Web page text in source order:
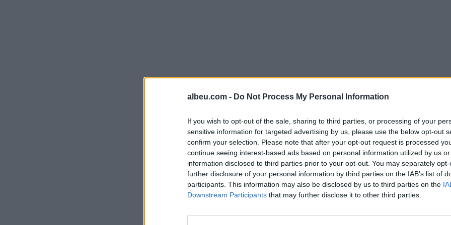
albeu.com - Do Not Process My Personal Information
If you wish to opt-out of the sale, sharing to third parties, or processing of your
sensitive information for targeted advertising by us, please use the below opt-out
confirm your selection. Please note that after your opt-out request is processed
continue seeing interest-based ads based on personal information utilized by us
information disclosed to third parties prior to your opt-out. You may separately
further disclosure of your personal information by third parties on the IAB’s list of
participants. This information may also be disclosed by us to third parties on the
Downstream Participants that may further disclose it to other third parties.